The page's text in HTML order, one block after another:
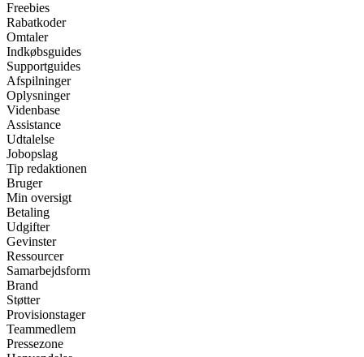
Freebies
Rabatkoder
Omtaler
Indkøbsguides
Supportguides
Afspilninger
Oplysninger
Videnbase
Assistance
Udtalelse
Jobopslag
Tip redaktionen
Bruger
Min oversigt
Betaling
Udgifter
Gevinster
Ressourcer
Samarbejdsform
Brand
Støtter
Provisionstager
Teammedlem
Pressezone